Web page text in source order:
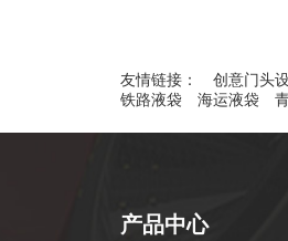
友情链接：
创意门头
铁路液袋
海运液袋
产品中心